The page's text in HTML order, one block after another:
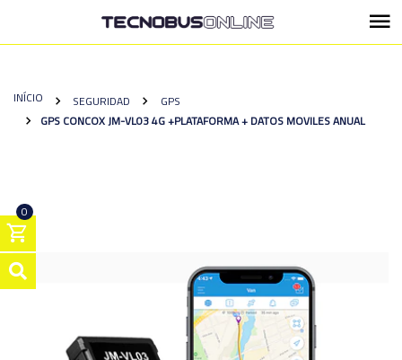
0
INÍCIO SEGURIDAD
GPS
GPS CONCOX JM-VL03 4G +PLATAFORMA + DATOS MOVILES ANUAL